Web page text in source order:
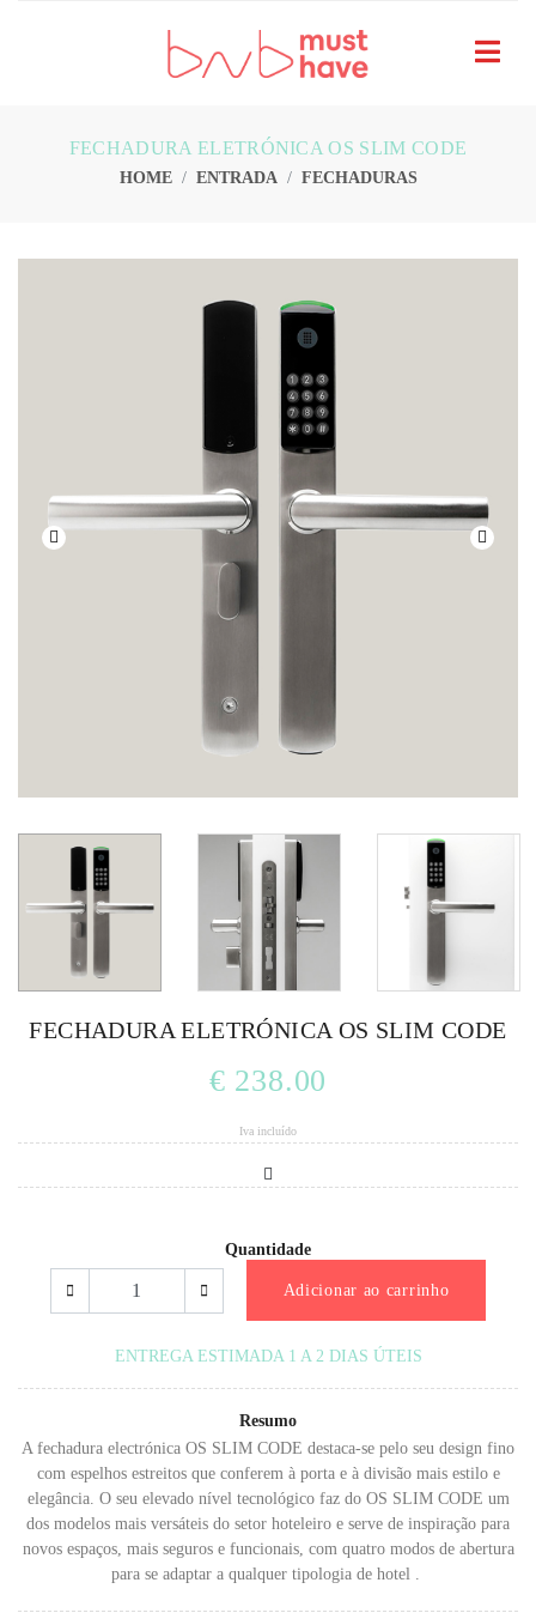
FECHADURA ELETRÓNICA OS SLIM CODE
HOME ENTRADA FECHADURAS
FECHADURA ELETRÓNICA OS SLIM CODE
€ 238.00
Iva incluído
Quantidade
Adicionar ao carrinho
ENTREGA ESTIMADA 1 A 2 DIAS ÚTEIS
Resumo
A fechadura electrónica OS SLIM CODE destaca-se pelo seu design fino
com espelhos estreitos que conferem à porta e à divisão mais estilo e
elegância. O seu elevado nível tecnológico faz do OS SLIM CODE um
dos modelos mais versáteis do setor hoteleiro e serve de inspiração para
novos espaços, mais seguros e funcionais, com quatro modos de abertura
para se adaptar a qualquer tipologia de hotel .